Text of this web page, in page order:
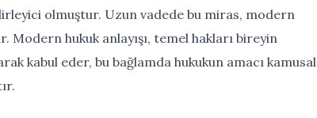
olmuştur. Uzun vadede bu miras, modern
Modern hukuk anlayışı, temel hakları bireyin
kabul eder, bu bağlamda hukukun amacı kamusal